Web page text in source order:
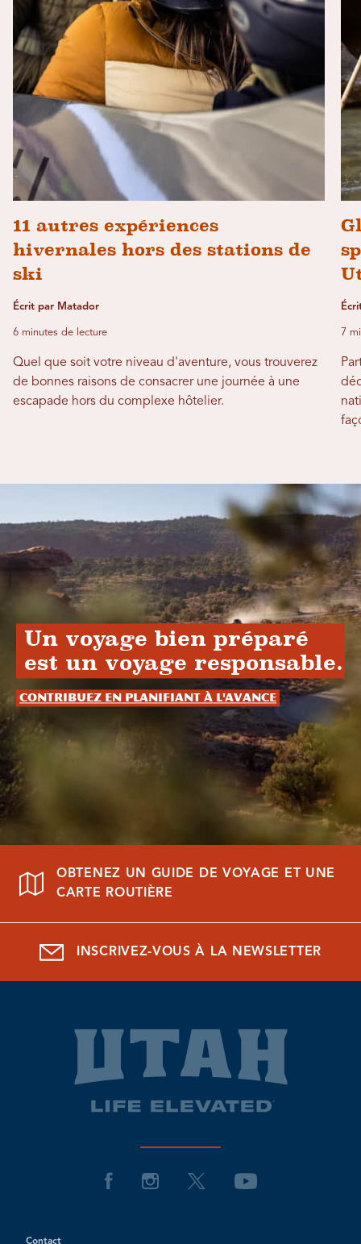
11 autres expériences
hivernales hors des stations de
ski
Écrit par Matador
6 minutes de lecture
Quel que soit votre niveau d'aventure, vous trouverez
de bonnes raisons de consacrer une journée à une
escapade hors du complexe hôtelier.
7
Un voyage bien préparé
est un voyage responsable.
Contribuez en planifiant à l'avance
OBTENEZ UN GUIDE DE VOYAGE ET UNE
CARTE ROUTIÈRE
INSCRIVEZ-VOUS À LA NEWSLETTER
Contact